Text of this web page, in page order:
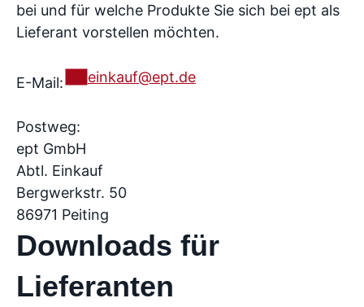
bei und für welche Produkte Sie sich bei ept als
Lieferant vorstellen möchten.
E-Mail: einkauf@ept.de
Postweg:
ept GmbH
Abtl. Einkauf
Bergwerkstr. 50
86971 Peiting
Downloads für
Lieferanten